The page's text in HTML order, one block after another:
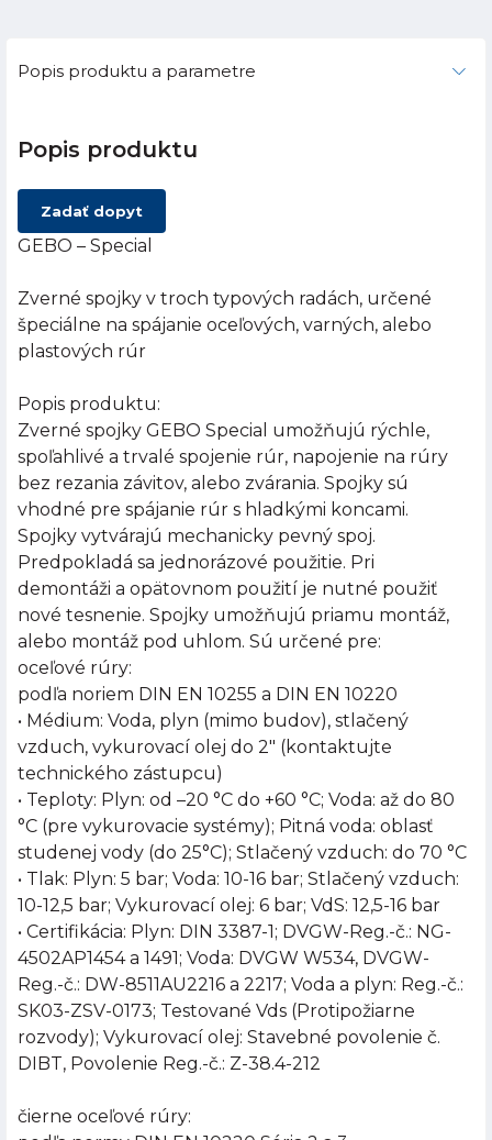
Popis produktu a parametre
Popis produktu
Zadať dopyt
GEBO – Special
Zverné spojky v troch typových radách, určené
špeciálne na spájanie oceľových, varných, alebo
plastových rúr
Popis produktu:
Zverné spojky GEBO Special umožňujú rýchle,
spoľahlivé a trvalé spojenie rúr, napojenie na rúry
bez rezania závitov, alebo zvárania. Spojky sú
vhodné pre spájanie rúr s hladkými koncami.
Spojky vytvárajú mechanicky pevný spoj.
Predpokladá sa jednorázové použitie. Pri
demontáži a opätovnom použití je nutné použiť
nové tesnenie. Spojky umožňujú priamu montáž,
alebo montáž pod uhlom. Sú určené pre:
oceľové rúry:
podľa noriem DIN EN 10255 a DIN EN 10220
• Médium: Voda, plyn (mimo budov), stlačený
vzduch, vykurovací olej do 2" (kontaktujte
technického zástupcu)
• Teploty: Plyn: od –20 °C do +60 °C; Voda: až do 80
°C (pre vykurovacie systémy); Pitná voda: oblasť
studenej vody (do 25°C); Stlačený vzduch: do 70 °C
• Tlak: Plyn: 5 bar; Voda: 10-16 bar; Stlačený vzduch:
10-12,5 bar; Vykurovací olej: 6 bar; VdS: 12,5-16 bar
• Certifikácia: Plyn: DIN 3387-1; DVGW-Reg.-č.: NG-
4502AP1454 a 1491; Voda: DVGW W534, DVGW-
Reg.-č.: DW-8511AU2216 a 2217; Voda a plyn: Reg.-č.:
SK03-ZSV-0173; Testované Vds (Protipožiarne
rozvody); Vykurovací olej: Stavebné povolenie č.
DIBT, Povolenie Reg.-č.: Z-38.4-212
čierne oceľové rúry: